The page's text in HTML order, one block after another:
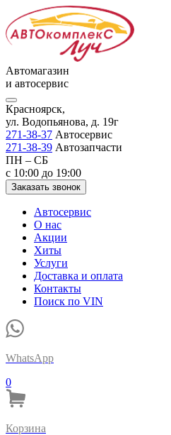
Автомагазин
и автосервис
Красноярск,
ул. Водопьянова, д. 19г
271-38-37 Автосервис
271-38-39 Автозапчасти
ПН – СБ
с 10:00 до 19:00
Заказать звонок
Автосервис
О нас
Акции
Хиты
Услуги
Доставка и оплата
Контакты
Поиск по VIN
WhatsApp
0
Корзина